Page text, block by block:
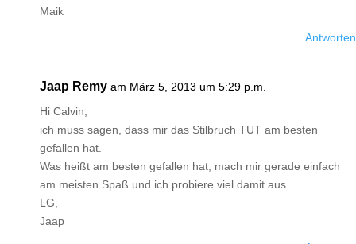
Maik
Antworten
Jaap Remy am März 5, 2013 um 5:29 p.m.
Hi Calvin,
ich muss sagen, dass mir das Stilbruch TUT am besten
gefallen hat.
Was heißt am besten gefallen hat, mach mir gerade einfach
am meisten Spaß und ich probiere viel damit aus.
LG,
Jaap